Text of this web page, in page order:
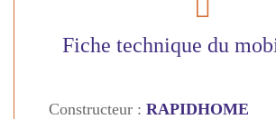
Fiche technique du
Constructeur : RAPIDHOME